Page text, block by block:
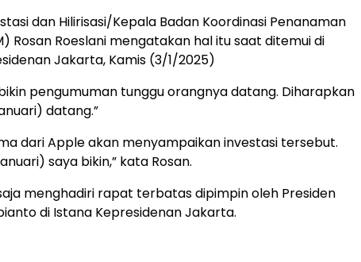
dan Hilirisasi/Kepala Badan Koordinasi Penanaman
Rosan Roeslani mengatakan hal itu saat ditemui di
Jakarta, Kamis (3/1/2025)
pengumuman tunggu orangnya datang. Diharapkan
datang.”
dari Apple akan menyampaikan investasi tersebut.
saya bikin,” kata Rosan.
menghadiri rapat terbatas dipimpin oleh Presiden
di Istana Kepresidenan Jakarta.